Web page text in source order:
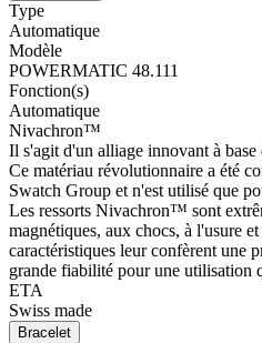
Type
Automatique
Modèle
POWERMATIC 48.111
Fonction(s)
Automatique
Nivachron™
Il s'agit d'un alliage innovant à
Ce matériau révolutionnaire a été
Swatch Group et n'est utilisé que
Les ressorts Nivachron™ sont
magnétiques, aux chocs, à l'usure
caractéristiques leur confèrent une
grande fiabilité pour une utilisation
ETA
Swiss made
Bracelet